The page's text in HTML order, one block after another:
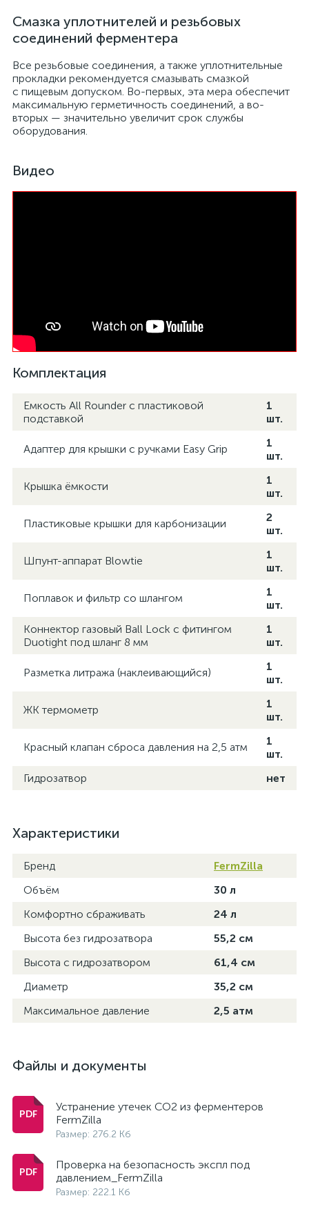
Смазка уплотнителей и резьбовых
соединений ферментера
Все резьбовые соединения, а также уплотнительные
прокладки рекомендуется смазывать смазкой
с пищевым допуском. Во-первых, эта мера обеспечит
максимальную герметичность соединений, а во-
вторых — значительно увеличит срок службы
оборудования.
Видео
Комплектация
Емкость All Rounder с пластиковой
подставкой
1
шт.
Адаптер для крышки с ручками Easy Grip
1
шт.
Крышка ёмкости
1
шт.
Пластиковые крышки для карбонизации
2
шт.
Шпунт-аппарат Blowtie
1
шт.
Поплавок и фильтр со шлангом
1
шт.
Коннектор газовый Ball Lock с фитингом
Duotight под шланг 8 мм
1
шт.
Разметка литража (наклеивающийся)
1
шт.
ЖК термометр
1
шт.
Красный клапан сброса давления на 2,5 атм
1
шт.
Гидрозатвор
нет
Характеристики
Бренд
FermZilla
Объём
30 л
Комфортно сбраживать
24 л
Высота без гидрозатвора
55,2 см
Высота с гидрозатвором
61,4 см
Диаметр
35,2 см
Максимальное давление
2,5 атм
Файлы и документы
Устранение утечек СО2 из ферментеров
FermZilla
Размер: 276.2 Кб
Проверка на безопасность экспл под
давлением_FermZilla
Размер: 222.1 Кб